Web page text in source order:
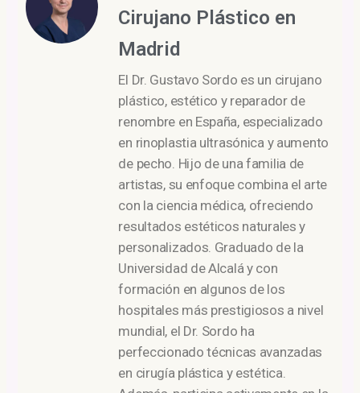
Cirujano Plástico en
Madrid
El Dr. Gustavo Sordo es un cirujano
plástico, estético y reparador de
renombre en España, especializado
en rinoplastia ultrasónica y aumento
de pecho. Hijo de una familia de
artistas, su enfoque combina el arte
con la ciencia médica, ofreciendo
resultados estéticos naturales y
personalizados. Graduado de la
Universidad de Alcalá y con
formación en algunos de los
hospitales más prestigiosos a nivel
mundial, el Dr. Sordo ha
perfeccionado técnicas avanzadas
en cirugía plástica y estética.